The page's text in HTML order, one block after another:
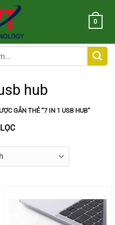
0
hub
GẮN THẺ “7 IN 1 USB HUB”
LỌC